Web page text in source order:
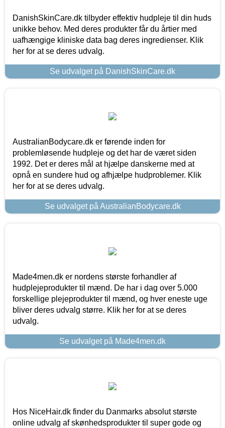
DanishSkinCare.dk tilbyder effektiv hudpleje til din huds
unikke behov. Med deres produkter får du årtier med
uafhængige kliniske data bag deres ingredienser. Klik
her for at se deres udvalg.
Se udvalget på DanishSkinCare.dk
AustralianBodycare.dk er førende inden for
problemløsende hudpleje og det har de været siden
1992. Det er deres mål at hjælpe danskerne med at
opnå en sundere hud og afhjælpe hudproblemer. Klik
her for at se deres udvalg.
Se udvalget på AustralianBodycare.dk
Made4men.dk er nordens største forhandler af
hudplejeprodukter til mænd. De har i dag over 5.000
forskellige plejeprodukter til mænd, og hver eneste uge
bliver deres udvalg større. Klik her for at se deres
udvalg.
Se udvalget på Made4men.dk
Hos NiceHair.dk finder du Danmarks absolut største
online udvalg af skønhedsprodukter til super gode og